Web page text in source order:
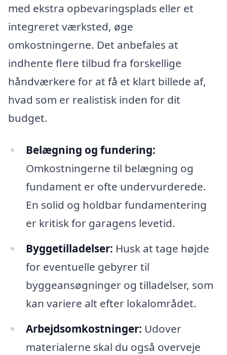
med ekstra opbevaringsplads eller et
integreret værksted, øge
omkostningerne. Det anbefales at
indhente flere tilbud fra forskellige
håndværkere for at få et klart billede af,
hvad som er realistisk inden for dit
budget.
Belægning og fundering:
Omkostningerne til belægning og
fundament er ofte undervurderede.
En solid og holdbar fundamentering
er kritisk for garagens levetid.
Byggetilladelser: Husk at tage højde
for eventuelle gebyrer til
byggeansøgninger og tilladelser, som
kan variere alt efter lokalområdet.
Arbejdsomkostninger: Udover
materialerne skal du også overveje